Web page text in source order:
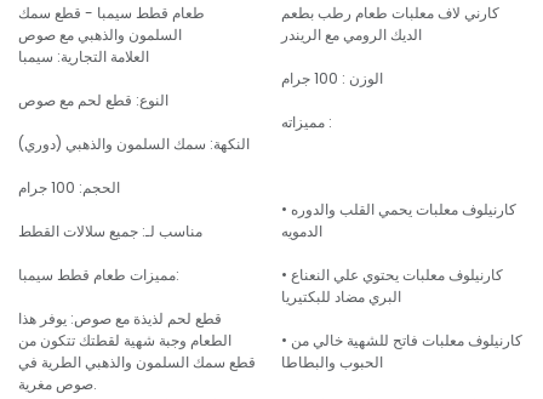
طعام قطط سيمبا - قطع سمك
العلامة التجارية: سيمبا
النوع: قطع لحم مع صوص
النكهة: سمك السلمون والذهبي (دوري)
الحجم: 100 جرام
مناسب لـ: جميع سلالات القطط
مميزات طعام قطط سيمبا:
قطع لحم لذيذة مع صوص: يوفر هذا
الطعام وجبة شهية لقطتك تتكون من
قطع سمك السلمون والذهبي الطرية في
صوص مغرية.
كارني لاف معلبات طعام رطب بطعم
الديك الرومي مع الريندر
الوزن : 100 جرام
مميزاته :
• كارنيلوف معلبات يحمي القلب والدوره
الدمويه
• كارنيلوف معلبات يحتوي علي النعناع
البري مضاد للبكتيريا
• كارنيلوف معلبات فاتح للشهية خالي من
الحبوب والبطاطا